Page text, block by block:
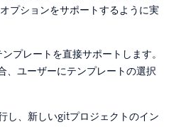
プションをサポートするように実
プレートを直接サポートします。
、ユーザーにテンプレートの選択
し、新しいgitプロジェクトのイン